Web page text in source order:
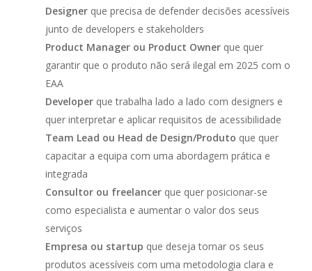
Designerque precisa de defender decisões acessíveis
junto de developers e stakeholders
Product Manager ou Product Ownerque quer
garantir que o produto não será ilegal em 2025 com o
EAA
Developerque trabalha lado a lado com designers e
quer interpretar e aplicar requisitos de acessibilidade
Team Lead ou Head de Design/Produto que quer
capacitar a equipa com uma abordagem prática e
integrada
Consultor ou freelancerque quer posicionar-se
como especialista e aumentar o valor dos seus
serviços
Empresa ou startup que deseja tornar os seus
produtos acessíveis com uma metodologia clara e